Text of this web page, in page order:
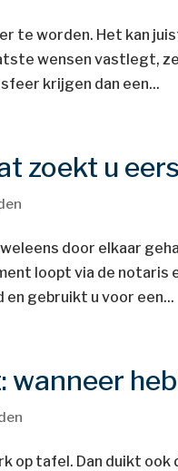
te worden. Het kan
wensen vastlegt,
krijgen dan een...
zoekt u
door elkaar
loopt via de notaris
gebruikt u voor een...
op tafel. Dan duikt ook